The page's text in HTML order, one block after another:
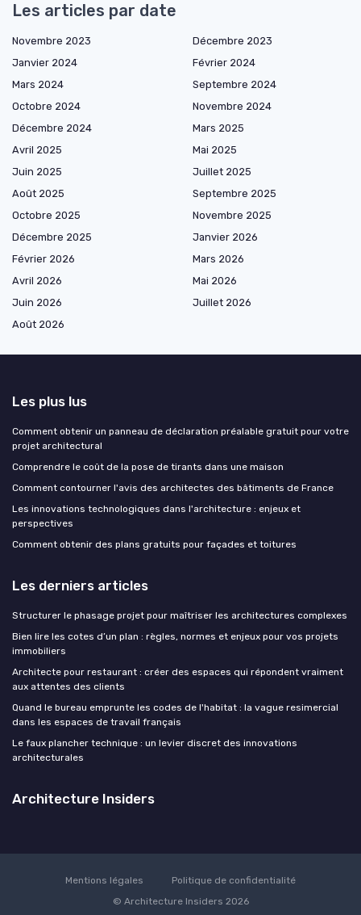
Les articles par date
Novembre 2023
Décembre 2023
Janvier 2024
Février 2024
Mars 2024
Septembre 2024
Octobre 2024
Novembre 2024
Décembre 2024
Mars 2025
Avril 2025
Mai 2025
Juin 2025
Juillet 2025
Août 2025
Septembre 2025
Octobre 2025
Novembre 2025
Décembre 2025
Janvier 2026
Février 2026
Mars 2026
Avril 2026
Mai 2026
Juin 2026
Juillet 2026
Août 2026
Les plus lus
Comment obtenir un panneau de déclaration préalable gratuit pour votre
projet architectural
Comprendre le coût de la pose de tirants dans une maison
Comment contourner l'avis des architectes des bâtiments de France
Les innovations technologiques dans l'architecture : enjeux et
perspectives
Comment obtenir des plans gratuits pour façades et toitures
Les derniers articles
Structurer le phasage projet pour maîtriser les architectures complexes
Bien lire les cotes d’un plan : règles, normes et enjeux pour vos projets
immobiliers
Architecte pour restaurant : créer des espaces qui répondent vraiment
aux attentes des clients
Quand le bureau emprunte les codes de l'habitat : la vague resimercial
dans les espaces de travail français
Le faux plancher technique : un levier discret des innovations
architecturales
Architecture Insiders
Mentions légales
Politique de confidentialité
© Architecture Insiders 2026